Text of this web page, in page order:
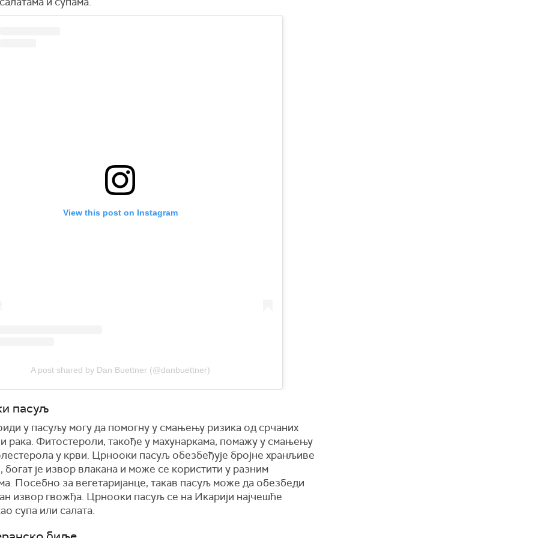
View this post on Instagram
A post shared by Dan Buettner (@danbuettner)
пасуљ
у пасуљу могу да помогну у смањењу ризика од срчаних
рака. Фитостероли, такође у махунаркама, помажу у смањењу
у крви. Црнооки пасуљ обезбеђује бројне хранљиве
богат је извор влакана и може се користити у разним
Посебно за вегетаријанце, такав пасуљ може да обезбеди
извор гвожђа. Црнооки пасуљ се на Икарији најчешће
супа или салата.